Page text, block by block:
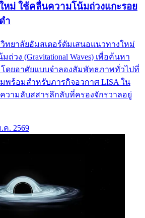
หม่ ใช้คลื่นความโน้มถ่วงแกะรอย
ำ
ทยาลัยอัมสเตอร์ดัมเสนอแนวทางใหม่
วง (Gravitational Waves) เพื่อค้นหา
โดยอาศัยแบบจำลองสัมพัทธภาพทั่วไปที่
พร้อมสำหรับภารกิจอวกาศ LISA ใน
วามลับสสารลึกลับที่ครองจักรวาลอยู่
ค. 2569